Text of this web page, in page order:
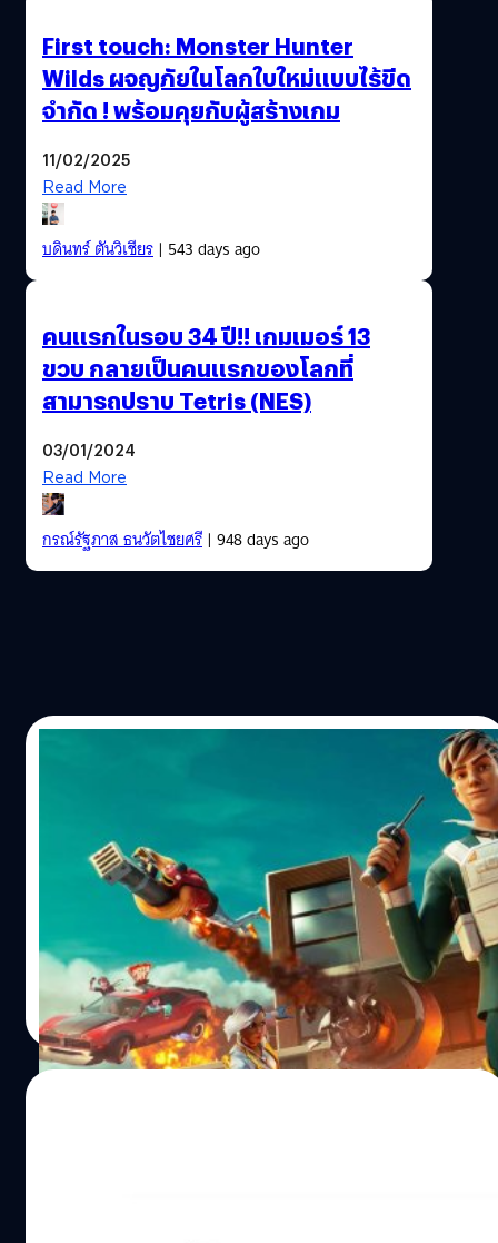
First touch: Monster Hunter
Wilds ผจญภัยในโลกใบใหม่แบบไร้ขีด
จำกัด ! พร้อมคุยกับผู้สร้างเกม
11/02/2025
Read More
บดินทร์ ตันวิเชียร| 543 days ago
คนแรกในรอบ 34 ปี!! เกมเมอร์ 13
ขวบ กลายเป็นคนแรกของโลกที่
สามารถปราบ Tetris (NES)
03/01/2024
Read More
กรณ์รัฐภาส ธนวัตไชยศรี| 948 days ago
แม่เด็กยื่นฟ้อง 5 ค่ายเกมยักษ์ใหญ่ เพราะเกม
ของพวกเขาทำให้ลูกของเธอติดเกมอย่างหนัก
แม่ชาวอเมริกันยื่นฟ้อง 5 ค่ายผู้จัดจำหน่ายเกมยักษ์ใหญ่
Activision Blizzard, Microsoft, Epic Games, Electronic
Arts และ Ubisoft เพราะพวกเขาวางจำหน่ายเกมที่ทำให้ลูก
ของเธอติดอย่างหนัก
กรณ์รัฐภาส ธนวัตไชยศรี| 987 days ago
Read More